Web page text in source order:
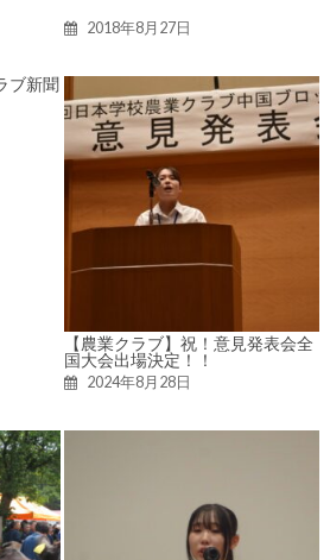
2018年8月27日
ブ新聞
【農業クラブ】祝！意見発表会全
国大会出場決定！！
2024年8月28日